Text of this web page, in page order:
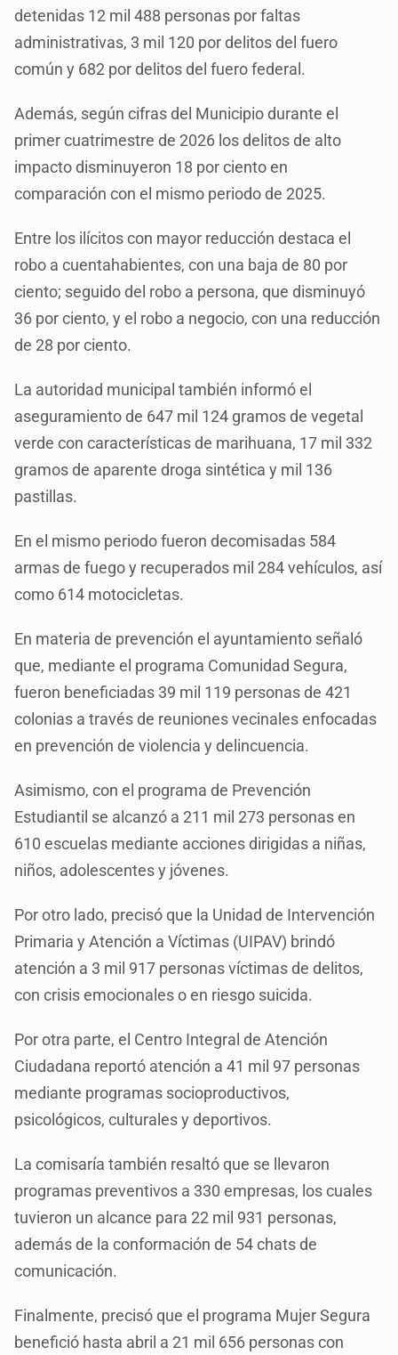
detenidas 12 mil 488 personas por faltas
administrativas, 3 mil 120 por delitos del fuero
común y 682 por delitos del fuero federal.
Además, según cifras del Municipio durante el
primer cuatrimestre de 2026 los delitos de alto
impacto disminuyeron 18 por ciento en
comparación con el mismo periodo de 2025.
Entre los ilícitos con mayor reducción destaca el
robo a cuentahabientes, con una baja de 80 por
ciento; seguido del robo a persona, que disminuyó
36 por ciento, y el robo a negocio, con una reducción
de 28 por ciento.
La autoridad municipal también informó el
aseguramiento de 647 mil 124 gramos de vegetal
verde con características de marihuana, 17 mil 332
gramos de aparente droga sintética y mil 136
pastillas.
En el mismo periodo fueron decomisadas 584
armas de fuego y recuperados mil 284 vehículos, así
como 614 motocicletas.
En materia de prevención el ayuntamiento señaló
que, mediante el programa Comunidad Segura,
fueron beneficiadas 39 mil 119 personas de 421
colonias a través de reuniones vecinales enfocadas
en prevención de violencia y delincuencia.
Asimismo, con el programa de Prevención
Estudiantil se alcanzó a 211 mil 273 personas en
610 escuelas mediante acciones dirigidas a niñas,
niños, adolescentes y jóvenes.
Por otro lado, precisó que la Unidad de Intervención
Primaria y Atención a Víctimas (UIPAV) brindó
atención a 3 mil 917 personas víctimas de delitos,
con crisis emocionales o en riesgo suicida.
Por otra parte, el Centro Integral de Atención
Ciudadana reportó atención a 41 mil 97 personas
mediante programas socioproductivos,
psicológicos, culturales y deportivos.
La comisaría también resaltó que se llevaron
programas preventivos a 330 empresas, los cuales
tuvieron un alcance para 22 mil 931 personas,
además de la conformación de 54 chats de
comunicación.
Finalmente, precisó que el programa Mujer Segura
benefició hasta abril a 21 mil 656 personas con